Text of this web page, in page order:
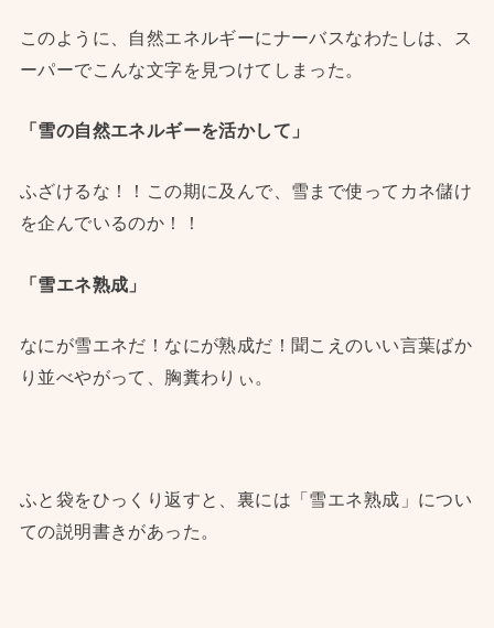
このように、自然エネルギーにナーバスなわたしは、ス
ーパーでこんな文字を見つけてしまった。
「雪の自然エネルギーを活かして」
ふざけるな！！この期に及んで、雪まで使ってカネ儲け
を企んでいるのか！！
「雪エネ熟成」
なにが雪エネだ！なにが熟成だ！聞こえのいい言葉ばか
り並べやがって、胸糞わりぃ。
ふと袋をひっくり返すと、裏には「雪エネ熟成」につい
ての説明書きがあった。